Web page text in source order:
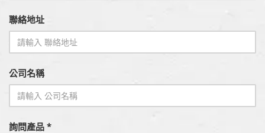
聯絡地址
公司名稱
詢問產品 *